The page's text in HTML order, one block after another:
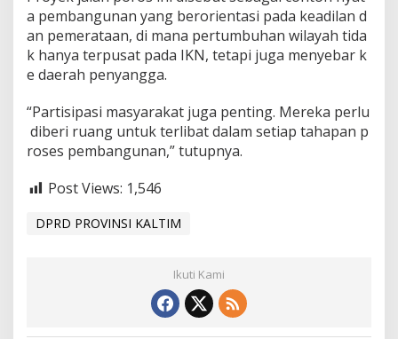
a pembangunan yang berorientasi pada keadilan d
an pemerataan, di mana pertumbuhan wilayah tida
k hanya terpusat pada IKN, tetapi juga menyebar k
e daerah penyangga.
“Partisipasi masyarakat juga penting. Mereka perlu
diberi ruang untuk terlibat dalam setiap tahapan p
roses pembangunan,” tutupnya.
Post Views: 1,546
DPRD PROVINSI KALTIM
Ikuti Kami